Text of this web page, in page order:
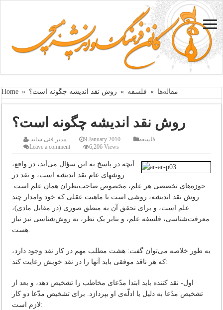
Home » مقاله‌ها » فلسفه » روش‌ نقد اندیشه‌ چگونه‌ است‌؟
روش‌ نقد اندیشه‌ چگونه‌ است‌؟
مدیر فنی سایت 9 January 2010
فلسفه
Leave a comment
6,206 Views
آنچه‌ در پاسخ‌ به‌ این‌ سؤال‌ می‌آید، در واقع‌،
روشهای عام‌ نقد اندیشه‌ است‌، و نقد در
حوزه‌های‌ تخصصی‌ هر علم‌، مخصوص‌ صاحب‌نظران‌ همان‌ علم‌ است‌.
روش‌ نقد اندیشه‌، روشی‌ است‌ با ماهیت‌ عقلی‌ که‌ خود وامدار چند
علم‌ است‌، و برای‌ تحقق‌ آن‌ به‌ منطق‌ صوری‌ (در مقابل‌ مادی‌)،
معرفت‌شناسی، فلسفه‌ علم‌، و بنابر یک‌ نظر، به‌ روش‌شناسی‌ نیز نیاز
هست‌.
به‌ طور خلاصه‌ می‌توان‌ گفت‌: هشت‌ مطلب‌ مهم‌ در کار نقد وجود دارد،
که‌ هر ناقد موفقی‌ باید آنها را در نقد خویش‌ رعایت‌ کند:
اول‌- نقد کننده‌ باید ابتدا مدّعای‌ مخاطب‌ را تشخیص‌ دهد، و بعد از
تشخیص‌ مدّعا به‌ دلیل‌ یا ادلّه‌ی‌ او بپردازد. برای‌ تشخیص‌ مدّعا دو کار
لازم‌ است‌: